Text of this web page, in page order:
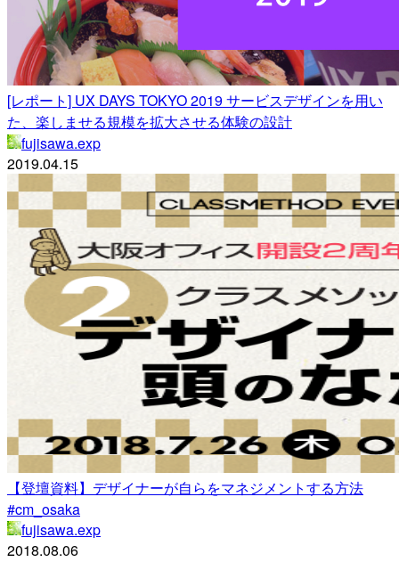
[レポート] UX DAYS TOKYO 2019 サービスデザインを用い
た、楽しませる規模を拡大させる体験の設計
fujisawa.exp
2019.04.15
【登壇資料】デザイナーが自らをマネジメントする方法
#cm_osaka
fujisawa.exp
2018.08.06